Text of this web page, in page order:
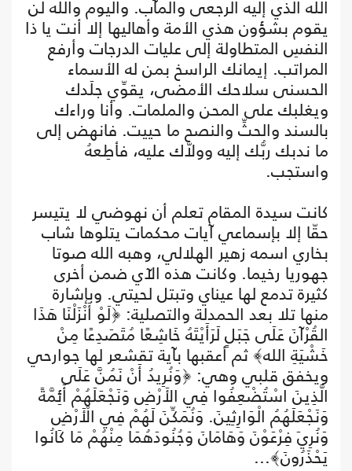
الله الذي إليه الرجعى والمآب. واليوم والله لن
يقوم بشؤون هذي الأمة وأهاليها إلا أنت يا ذا
النفسِ المتطاولة إلى عليات الدرجات وأرفع
المراتب. إيمانك الراسخ بمن له الأسماء
الحسنى سلاحك الأمضى، يقوِّي جلَدك
ويغلبك على المحن والملمات. وأنا وراءك
بالسند والحثِّ والنصح ما حييت. فانهض إلى
ما ندبك ربُّك إليه وولاّك عليه، فأطِعهُ
واستجب.
كانت سيدة المقام تعلم أن نهوضي لا يتيسر
حقّا إلا بإسماعي آيات محكمات يتلوها شاب
بخاري اسمه زهير الهلالي، وهبه الله صوتا
جهوريا رخيما. وكانت هذه الآي ضمن أخرى
كثيرة تدمع لها عيناي وتبتل لحيتي. وبإشارة
منها تلا بعد الحمدلة والتصلية: ﴿لَوْ أَنْزَلْنَا هَذَا
القُرْآنَ عَلَى جَبَلٍ لَرَأَيْتَهُ خَاشِعًا مُتَصَدِعًا مِنْ
خَشْيَةِ الله﴾ ثم أعقبها بآية تقشعر لها جوارحي
ويخفق قلبي وهي: ﴿وَنُرِيدُ أَنْ نَمُنَّ عَلَى
الَّذِينَ اسْتُضْعِفُوا فِي الأَرْضِ وَنَجْعَلَهُمْ أَئِمَّةً
وَنَجْعَلَهُمُ الْوَارِثِينَ. وَنُمَكِّنَ لَهُمْ فِي الْأَرْضِ
وَنُرِيَ فِرْعَوْنَ وَهَامَانَ وَجُنُودَهُمَا مِنْهُمْ مَا كَانُوا
يَحْذَرُونَ﴾...